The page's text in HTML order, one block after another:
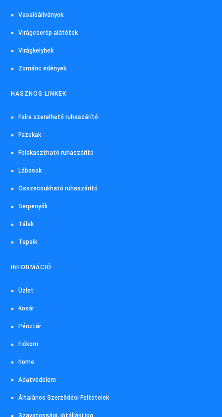
Vasalóállványok
Virágcserép alátétek
Virágkelyhek
Zománc edények
HASZNOS LINKEK
Falra szerelhető ruhaszárító
Fazekak
Felakasztható ruhaszárító
Lábasok
Összecsukható ruhaszárító
Serpenyők
Tálak
Tepsik
INFORMÁCIÓ
Üzlet
Kosár
Pénztár
Fiókom
home
Adatvédelem
Általános Szerződési Feltételek
Szavatossági, jótállási jog